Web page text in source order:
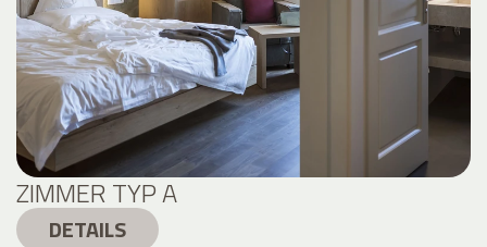
ZIMMER TYP A
DETAILS